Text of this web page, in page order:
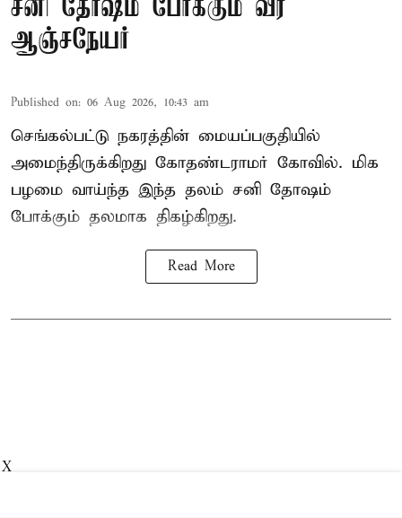
சனி தோஷம் போக்கும் வீர
ஆஞ்சநேயர்
Published on: 06 Aug 2026, 10:43 am
செங்கல்பட்டு நகரத்தின் மையப்பகுதியில்
அமைந்திருக்கிறது கோதண்டராமர் கோவில். மிக
பழமை வாய்ந்த இந்த தலம் சனி தோஷம்
போக்கும் தலமாக திகழ்கிறது.
Read More
X